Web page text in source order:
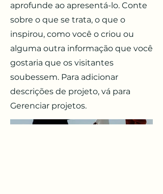
aprofunde ao apresentá-lo. Conte
sobre o que se trata, o que o
inspirou, como você o criou ou
alguma outra informação que você
gostaria que os visitantes
soubessem. Para adicionar
descrições de projeto, vá para
Gerenciar projetos.